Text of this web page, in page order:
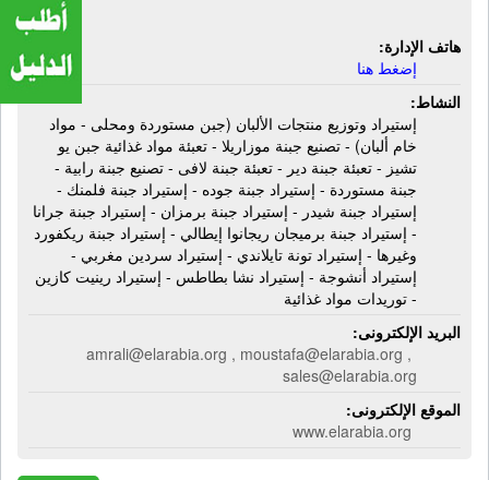
هاتف الإدارة:
إضغط هنا
النشاط:
إستيراد وتوزيع منتجات الألبان (جبن مستوردة ومحلى - مواد
خام ألبان) - تصنيع جبنة موزاريلا - تعبئة مواد غذائية جبن يو
تشيز - تعبئة جبنة دير - تعبئة جبنة لافى - تصنيع جبنة رابية -
جبنة مستوردة - إستيراد جبنة جوده - إستيراد جبنة فلمنك -
إستيراد جبنة شيدر - إستيراد جبنة برمزان - إستيراد جبنة جرانا
- إستيراد جبنة برميجان ريجانوا إيطالي - إستيراد جبنة ريكفورد
وغيرها - إستيراد تونة تايلاندي - إستيراد سردين مغربي -
إستيراد أنشوجة - إستيراد نشا بطاطس - إستيراد رينيت كازين
- توريدات مواد غذائية
البريد الإلكترونى:
amrali@elarabia.org , moustafa@elarabia.org ,
sales@elarabia.org
الموقع الإلكترونى:
www.elarabia.org